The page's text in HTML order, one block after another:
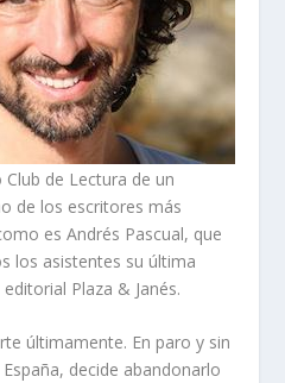
de Lectura de un
de los escritores más
esAndrés Pascual, que
los asistentes su última
editorial Plaza & Janés.
últimamente. En paro y sin
decide abandonarlo